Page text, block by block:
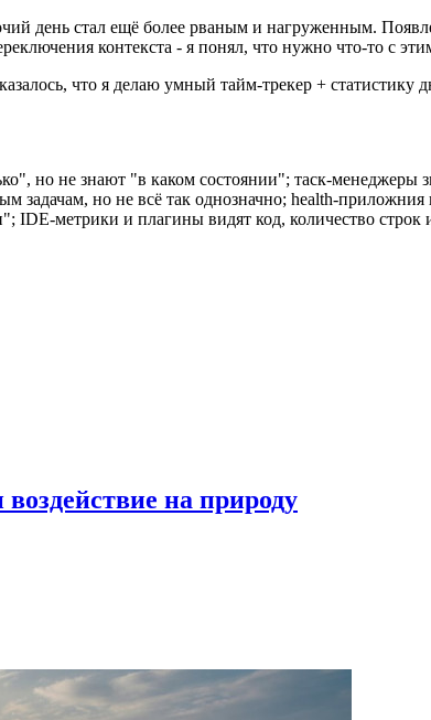
день стал ещё более рваным и нагруженным.
контекста - я понял, что нужно что-то с
что я делаю умный тайм-трекер +
но не знают "в каком состоянии"; таск-
но не всё так однозначно; health-
метрики и плагины видят код, количество
на природу